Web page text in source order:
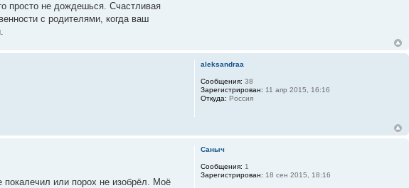
просто не дождешься. Счастливая
с родителями, когда ваш
aleksandraa
Сообщения: 38
Зарегистрирован: 11 апр 2015, 16:16
Откуда: Россия
покалечил или порох не изобрёл. Моё
Саныч
Сообщения: 1
Зарегистрирован: 18 сен 2015, 18:16